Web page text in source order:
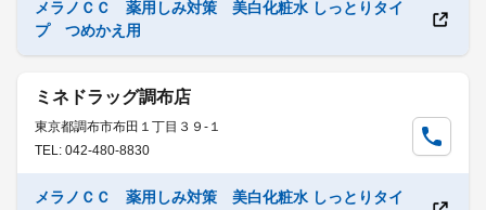
メラノＣＣ 薬用しみ対策 美白化粧水 しっとりタイ
プ つめかえ用
ミネドラッグ調布店
東京都調布市布田１丁目３９-１
TEL: 042-480-8830
メラノＣＣ 薬用しみ対策 美白化粧水 しっとりタイ